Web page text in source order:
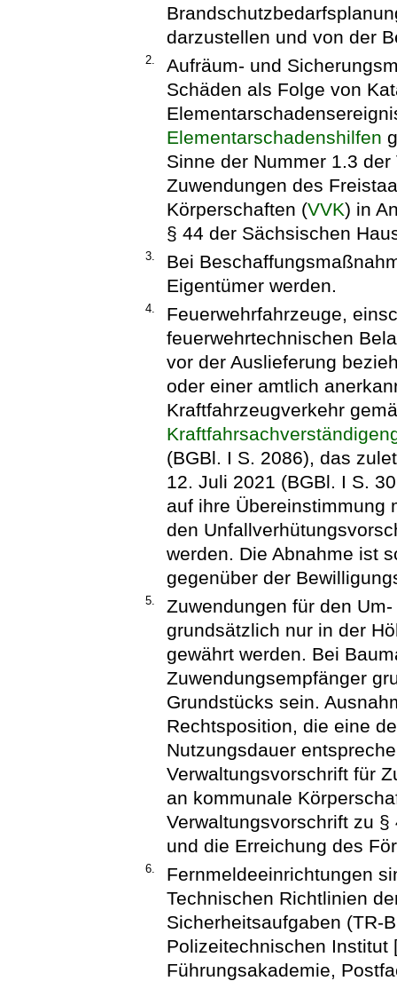
darzustellen und von der
2.
Aufräum- und
Schäden als Folge von
Elementarschadenshilfen
Sinne der Nummer 1.3
Zuwendungen des
Körperschaften (VVK) in
§ 44 der Sächsischen
3.
Bei
Eigentümer werden.
4.
Feuerwehrfahrzeuge,
feuerwehrtechnischen
vor der Auslieferung
oder einer amtlich
Kraftfahrzeugverkehr
(BGBl. I S. 2086), das
12. Juli 2021 (BGBl. I S.
auf ihre Übereinstimmung
den
werden. Die Abnahme ist
gegenüber der
5.
Zuwendungen für den
grundsätzlich nur in der
gewährt werden. Bei
Zuwendungsempfänger
Grundstücks sein.
Rechtsposition, die eine
Nutzungsdauer
Verwaltungsvorschrift für
an kommunale
Verwaltungsvorschrift zu
und die Erreichung des
6.
Fernmeldeeinrichtungen
Technischen Richtlinien
Sicherheitsaufgaben (TR-
Polizeitechnischen Institut
Führungsakademie,